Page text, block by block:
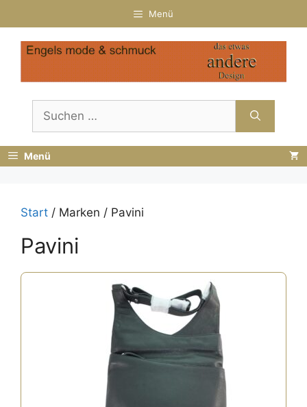
Inhalt
springen
Menü
nach:
Menü
Start / Marken / Pavini
Pavini